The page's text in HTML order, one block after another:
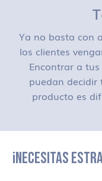
Ya no basta con
los clientes
Encontrar a
puedan
producto es
¡NECESITAS